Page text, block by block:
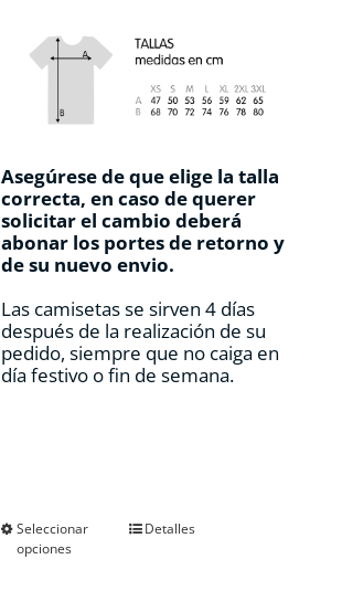
Asegúrese de que elige la talla
correcta, en caso de querer
solicitar el cambio deberá
abonar los portes de retorno y
de su nuevo envio.
Las camisetas se sirven 4 días
después de la realización de su
pedido, siempre que no caiga en
día festivo o fin de semana.
Seleccionar
opciones
EsteDetalles